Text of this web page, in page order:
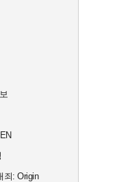
죄: Origin